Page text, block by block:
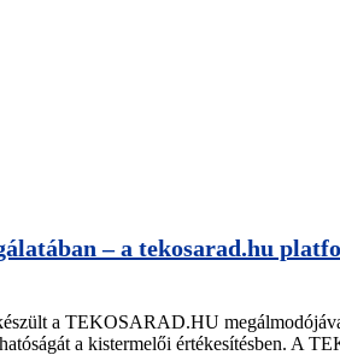
– a tekosarad.hu
a TEKOSARAD.HU
a kistermelői értékesítésben. A